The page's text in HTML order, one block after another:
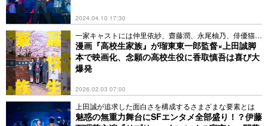
2024.04.10 17:30
一家キャストには仲里依紗、齋藤潤、永尾柚乃、俳優猫の
大福
漫画『高校生家族』が瑠東東一郎監督×上田誠脚
本で映画化、念願の高校生役に香取慎吾は喜び大
爆発
2026.02.03 07:00
上田誠が追求した面白さを構成するさまざまな要素とは
魅惑の無重力舞台にSFエンタメ全部盛り！？伊藤